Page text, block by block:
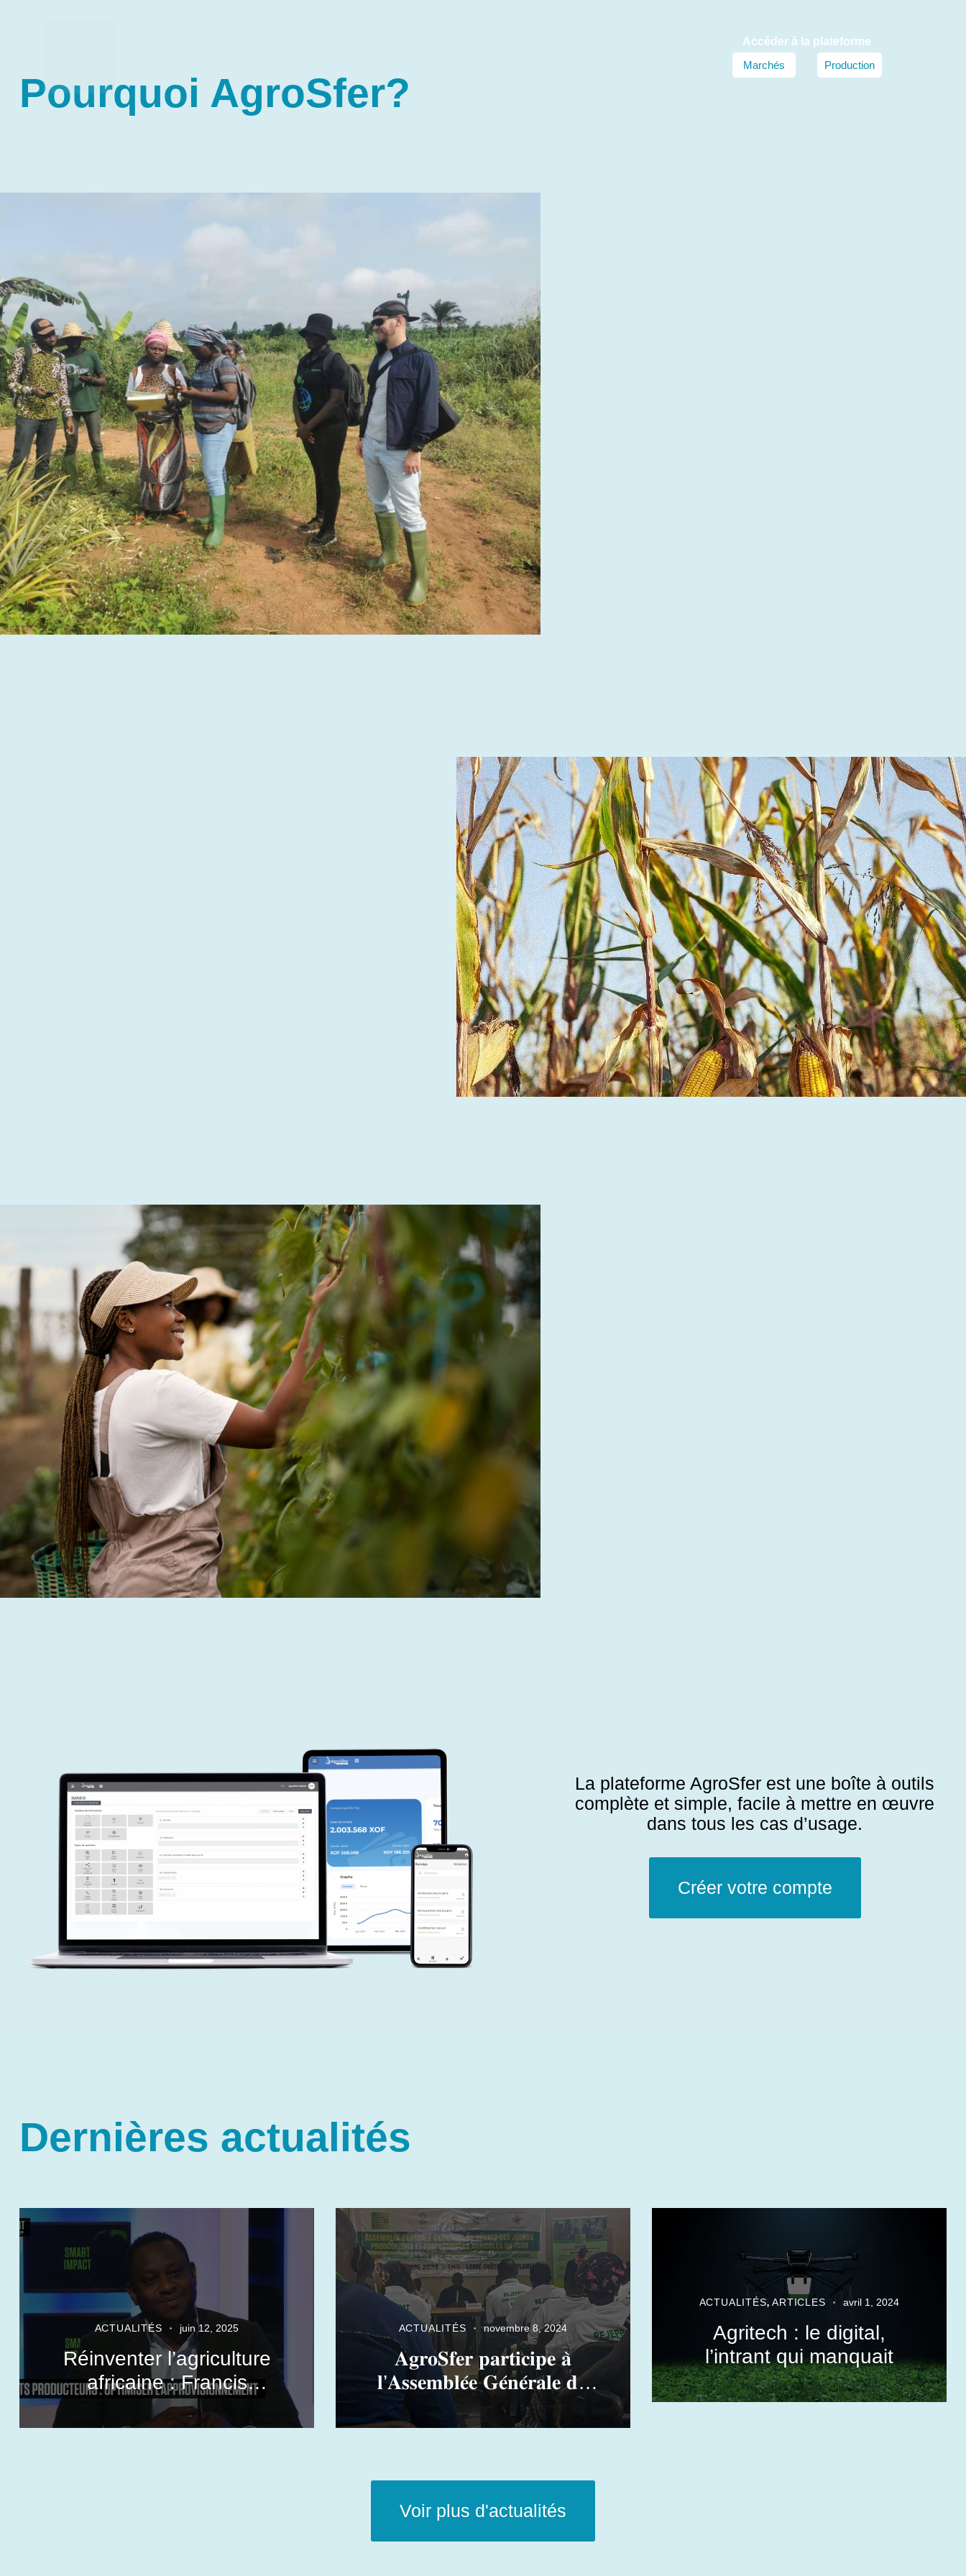
Accéder à la plateforme​
Marchés
Production
Pourquoi AgroSfer?
La plateforme AgroSfer est une boîte à outils
complète et simple, facile à mettre en œuvre
dans tous les cas d’usage.
Créer votre compte
Dernières actualités
ACTUALITÉS juin 12, 2025
Réinventer l’agriculture
africaine : Francis
DOSSOU SOGNON
révèle l’impact de la
ACTUALITÉS novembre 8, 2024
𝐀𝐠𝐫𝐨𝐒𝐟𝐞𝐫 𝐩𝐚𝐫𝐭𝐢𝐜𝐢𝐩𝐞 𝐚̀
𝐥’𝐀𝐬𝐬𝐞𝐦𝐛𝐥𝐞́𝐞 𝐆𝐞́𝐧𝐞́𝐫𝐚𝐥𝐞 𝐝𝐮
𝐑𝐄𝐉𝐄𝐏𝐏𝐀𝐓
ACTUALITÉS,ARTICLES avril 1, 2024
Agritech : le digital,
l’intrant qui manquait
Voir plus d'actualités